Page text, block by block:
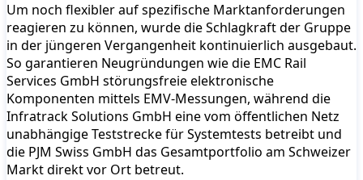
Um noch flexibler auf spezifische Marktanforderungen
reagieren zu können, wurde die Schlagkraft der Gruppe
in der jüngeren Vergangenheit kontinuierlich ausgebaut.
So garantieren Neugründungen wie die EMC Rail
Services GmbH störungsfreie elektronische
Komponenten mittels EMV-Messungen, während die
Infratrack Solutions GmbH eine vom öffentlichen Netz
unabhängige Teststrecke für Systemtests betreibt und
die PJM Swiss GmbH das Gesamtportfolio am Schweizer
Markt direkt vor Ort betreut.